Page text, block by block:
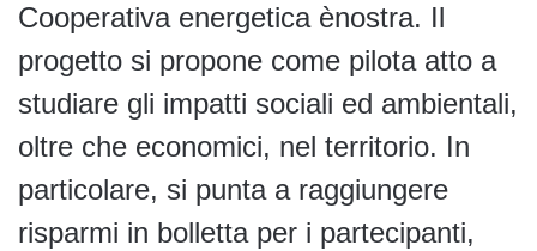
Cooperativa energetica ènostra. Il
progetto si propone come pilota atto a
studiare gli impatti sociali ed ambientali,
oltre che economici, nel territorio. In
particolare, si punta a raggiungere
risparmi in bolletta per i partecipanti,